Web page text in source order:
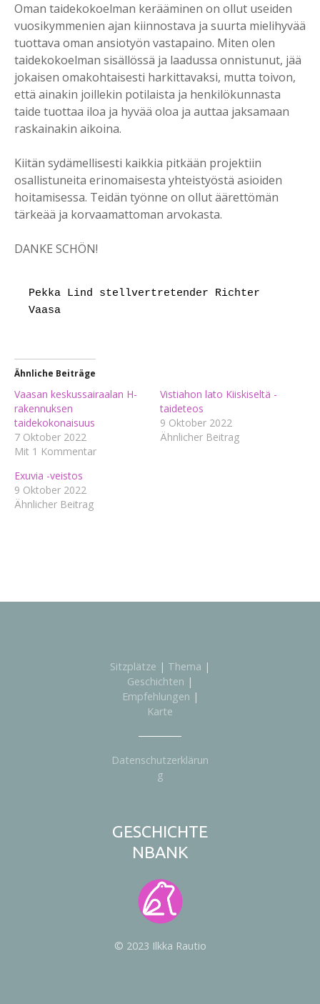
Oman taidekokoelman kerääminen on ollut useiden
vuosikymmenien ajan kiinnostava ja suurta mielihyvää
tuottava oman ansiotyön vastapaino. Miten olen
taidekokoelman sisällössä ja laadussa onnistunut, jää
jokaisen omakohtaisesti harkittavaksi, mutta toivon,
että ainakin joillekin potilaista ja henkilökunnasta
taide tuottaa iloa ja hyvää oloa ja auttaa jaksamaan
raskainakin aikoina.
Kiitän sydämellisesti kaikkia pitkään projektiin
osallistuneita erinomaisesta yhteistyöstä asioiden
hoitamisessa. Teidän työnne on ollut äärettömän
tärkeää ja korvaamattoman arvokasta.
DANKE SCHÖN!
Pekka Lind stellvertretender Richter
Vaasa
Ähnliche Beiträge
Vaasan keskussairaalan H-
rakennuksen
taidekokonaisuus
7 Oktober 2022
Mit 1 Kommentar
Vistiahon lato Kiiskiseltä -
taideteos
9 Oktober 2022
Ähnlicher Beitrag
Exuvia -veistos
9 Oktober 2022
Ähnlicher Beitrag
Sitzplätze | Thema |
Geschichten |
Empfehlungen |
Karte
Datenschutzerklärun
g
GESCHICHTE
NBANK
© 2023 Ilkka Rautio